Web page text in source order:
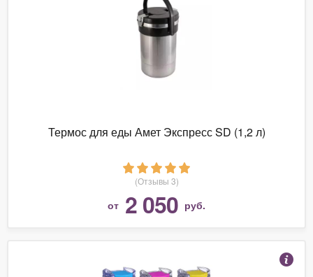
Термос для еды Амет Экспресс SD (1,2 л)
(Отзывы 3)
от 2 050 руб.